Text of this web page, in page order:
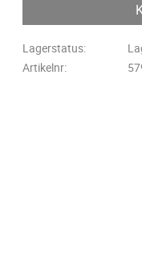
Lagerstatus
Artikelnr